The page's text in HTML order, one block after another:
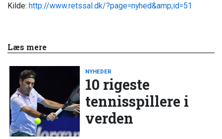
Kilde: http://www.retssal.dk/?page=nyhed&amp;id=51
Læs mere
NYHEDER
10 rigeste
tennisspillere i
verden